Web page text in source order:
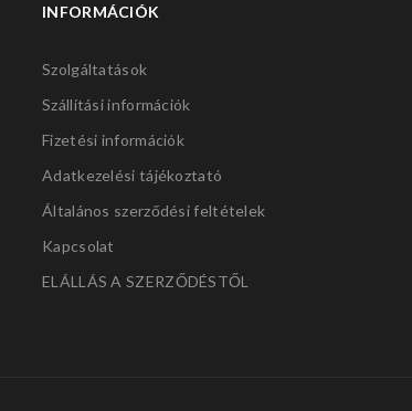
INFORMÁCIÓK
Szolgáltatások
Szállítási információk
Fizetési információk
Adatkezelési tájékoztató
Általános szerződési feltételek
Kapcsolat
ELÁLLÁS A SZERZŐDÉSTŐL